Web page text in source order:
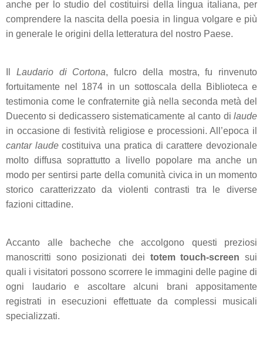
anche per lo studio del costituirsi della lingua italiana, per
comprendere la nascita della poesia in lingua volgare e più
in generale le origini della letteratura del nostro Paese.
Laudario di Cortona, fulcro della mostra, fu rinvenuto
fortuitamente nel 1874 in un sottoscala della Biblioteca e
testimonia come le confraternite già nella seconda metà del
Duecento si dedicassero sistematicamente al canto di laude
in occasione di festività religiose e processioni. All’epoca il
cantar laudecostituiva una pratica di carattere devozionale
molto diffusa soprattutto a livello popolare ma anche un
modo per sentirsi parte della comunità civica in un momento
storico caratterizzato da violenti contrasti tra le diverse
fazioni cittadine.
Accanto alle bacheche che accolgono questi preziosi
manoscritti sono posizionati dei totem touch-screensui
quali i visitatori possono scorrere le immagini delle pagine di
ogni laudario e ascoltare alcuni brani appositamente
registrati in esecuzioni effettuate da complessi musicali
specializzati.